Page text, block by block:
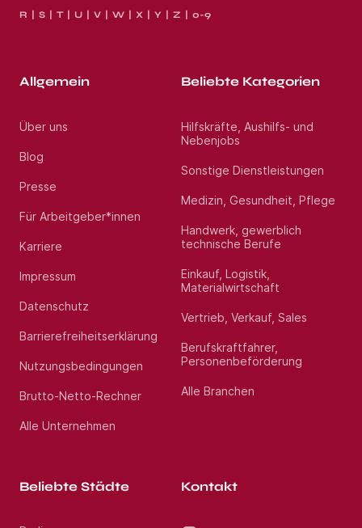
R S T U V W X Y Z 0-9
Allgemein
Über uns
Blog
Presse
Für Arbeitgeber*innen
Karriere
Impressum
Datenschutz
Barrierefreiheitserklärung
Nutzungsbedingungen
Brutto-Netto-Rechner
Alle Unternehmen
Beliebte Kategorien
Hilfskräfte, Aushilfs- und
Nebenjobs
Sonstige Dienstleistungen
Medizin, Gesundheit, Pflege
Handwerk, gewerblich
technische Berufe
Einkauf, Logistik,
Materialwirtschaft
Vertrieb, Verkauf, Sales
Berufskraftfahrer,
Personenbeförderung
Alle Branchen
Beliebte Städte Kontakt